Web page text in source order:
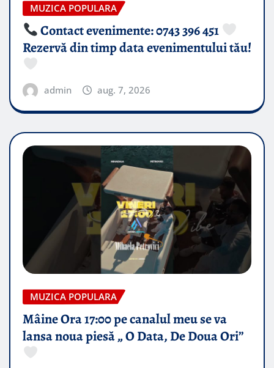
MUZICA POPULARA
Contact evenimente: 0743 396 451
Rezervă din timp data evenimentului tău!
admin aug. 7, 2026
MUZICA POPULARA
Mâine Ora 17:00 pe canalul meu se va
lansa noua piesă „ O Data, De Doua Ori”